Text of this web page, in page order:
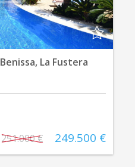
La Fustera
251.000 € 249.500 €